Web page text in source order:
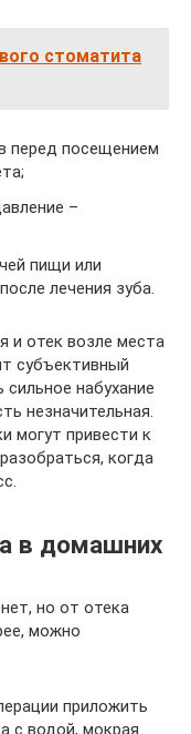
стоматита
перед посещением
–
пищи или
лечения зуба.
и отек возле места
субъективный
набухание
незначительная.
могут привести к
когда
в домашних
но от отека
можно
приложить
с водой, мокрая